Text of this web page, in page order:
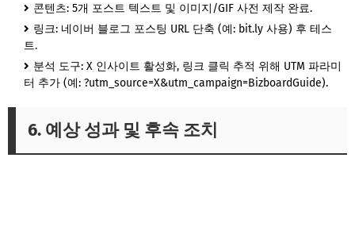
콘텐츠: 5개 포스트 텍스트 및 이미지/GIF 사전 제작 완료.
링크: 네이버 블로그 포스팅 URL 단축 (예: bit.ly 사용) 후 테스
트.
분석 도구: X 인사이트 활성화, 링크 클릭 추적 위해 UTM 파라미
터 추가 (예: ?utm_source=X&utm_campaign=BizboardGuide).
6. 예상 성과 및 후속 조치